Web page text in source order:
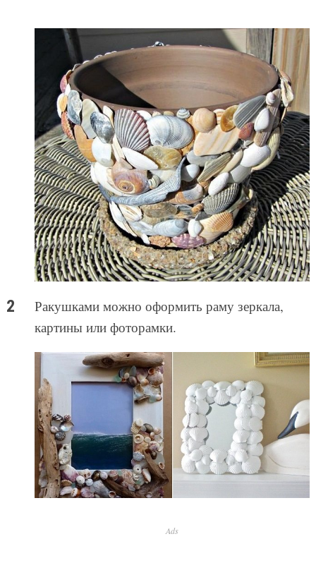
Ракушками можно оформить раму зеркала,
картины или фоторамки.
Ads